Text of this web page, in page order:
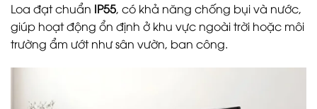
Loa đạt chuẩn IP55, có khả năng chống bụi và nước,
giúp hoạt động ổn định ở khu vực ngoài trời hoặc môi
trường ẩm ướt như sân vườn, ban công.